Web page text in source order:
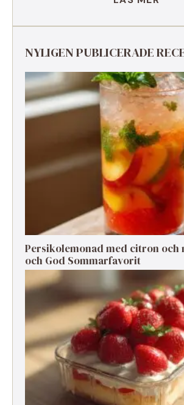
NYLIGEN PUBLICERADE
Persikolemonad med citron och
och God Sommarfavorit